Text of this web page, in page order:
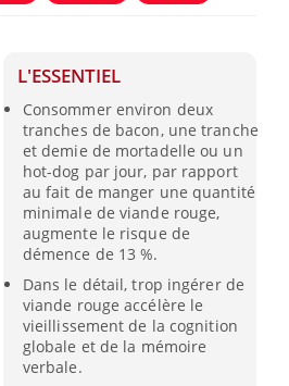
L'ESSENTIEL
Consommer environ deux
tranches de bacon, une tranche
et demie de mortadelle ou un
hot-dog par jour, par rapport
au fait de manger une quantité
minimale de viande rouge,
augmente le risque de
démence de 13 %.
Dans le détail, trop ingérer de
viande rouge accélère le
vieillissement de la cognition
globale et de la mémoire
verbale.